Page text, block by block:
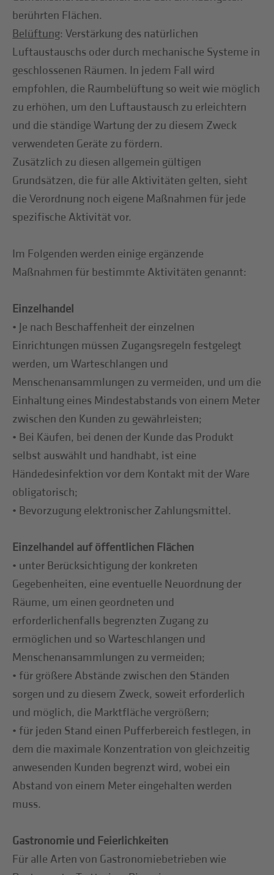
berührten Flächen.
Belüftung: Verstärkung des natürlichen
Luftaustauschs oder durch mechanische Systeme in
geschlossenen Räumen. In jedem Fall wird
empfohlen, die Raumbelüftung so weit wie möglich
zu erhöhen, um den Luftaustausch zu erleichtern
und die ständige Wartung der zu diesem Zweck
verwendeten Geräte zu fördern.
Zusätzlich zu diesen allgemein gültigen
Grundsätzen, die für alle Aktivitäten gelten, sieht
die Verordnung noch eigene Maßnahmen für jede
spezifische Aktivität vor.
Im Folgenden werden einige ergänzende
Maßnahmen für bestimmte Aktivitäten genannt:
Einzelhandel
• Je nach Beschaffenheit der einzelnen
Einrichtungen müssen Zugangsregeln festgelegt
werden, um Warteschlangen und
Menschenansammlungen zu vermeiden, und um die
Einhaltung eines Mindestabstands von einem Meter
zwischen den Kunden zu gewährleisten;
• Bei Käufen, bei denen der Kunde das Produkt
selbst auswählt und handhabt, ist eine
Händedesinfektion vor dem Kontakt mit der Ware
obligatorisch;
• Bevorzugung elektronischer Zahlungsmittel.
Einzelhandel auf öffentlichen Flächen
• unter Berücksichtigung der konkreten
Gegebenheiten, eine eventuelle Neuordnung der
Räume, um einen geordneten und
erforderlichenfalls begrenzten Zugang zu
ermöglichen und so Warteschlangen und
Menschenansammlungen zu vermeiden;
• für größere Abstände zwischen den Ständen
sorgen und zu diesem Zweck, soweit erforderlich
und möglich, die Marktfläche vergrößern;
• für jeden Stand einen Pufferbereich festlegen, in
dem die maximale Konzentration von gleichzeitig
anwesenden Kunden begrenzt wird, wobei ein
Abstand von einem Meter eingehalten werden
muss.
Gastronomie und Feierlichkeiten
Für alle Arten von Gastronomiebetrieben wie